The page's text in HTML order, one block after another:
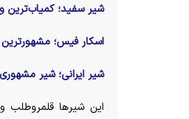
شیر سفید؛
اسکار فیس؛
شیر ایرانی؛ شیر
این شیر‌ها